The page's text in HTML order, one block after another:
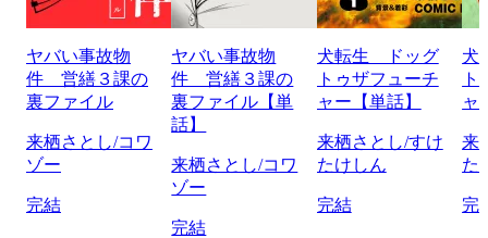
ヤバい事故物
件 営繕３課の
裏ファイル
来栖さとし/コワ
ゾー
完結
ヤバい事故物
件 営繕３課の
裏ファイル【単
話】
来栖さとし/コワ
ゾー
完結
犬転生 ドッグ
トゥザフューチ
ャー【単話】
来栖さとし/すけ
たけしん
完結
犬
ト
ャ
来
た
完